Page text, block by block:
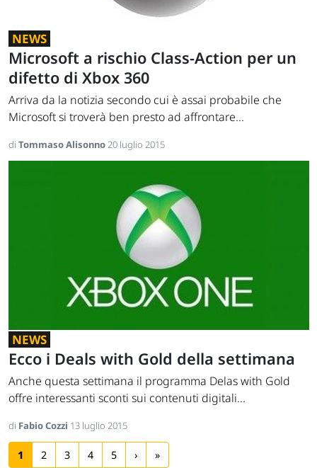
NEWS
Microsoft a rischio Class-Action per un
difetto di Xbox 360
Arriva da la notizia secondo cui è assai probabile che
Microsoft si troverà ben presto ad affrontare...
di Tommaso Alisonno20 luglio 2015
NEWS
Ecco i Deals with Gold della settimana
Anche questa settimana il programma Delas with Gold
offre interessanti sconti sui contenuti digitali...
di Fabio Cozzi 13 luglio 2015
1 2 3 4 5 › »